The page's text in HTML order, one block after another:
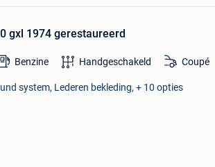
gxl 1974 gerestaureerd
Benzine Handgeschakeld Coupé
system, Lederen bekleding, + 10 opties